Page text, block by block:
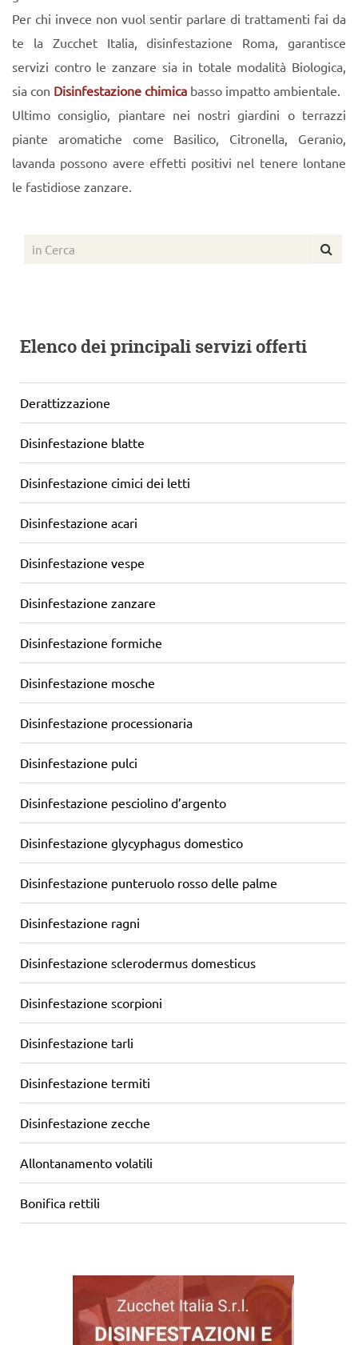
Per chi invece non vuol sentir parlare di trattamenti fai da
te la Zucchet Italia, disinfestazione Roma, garantisce
servizi contro le zanzare sia in totale modalità Biologica,
sia con Disinfestazione chimica basso impatto ambientale.
Ultimo consiglio, piantare nei nostri giardini o terrazzi
piante aromatiche come Basilico, Citronella, Geranio,
lavanda possono avere effetti positivi nel tenere lontane
le fastidiose zanzare.
Elenco dei principali servizi offerti
Derattizzazione
Disinfestazione blatte
Disinfestazione cimici dei letti
Disinfestazione acari
Disinfestazione vespe
Disinfestazione zanzare
Disinfestazione formiche
Disinfestazione mosche
Disinfestazione processionaria
Disinfestazione pulci
Disinfestazione pesciolino d’argento
Disinfestazione glycyphagus domestico
Disinfestazione punteruolo rosso delle palme
Disinfestazione ragni
Disinfestazione sclerodermus domesticus
Disinfestazione scorpioni
Disinfestazione tarli
Disinfestazione termiti
Disinfestazione zecche
Allontanamento volatili
Bonifica rettili